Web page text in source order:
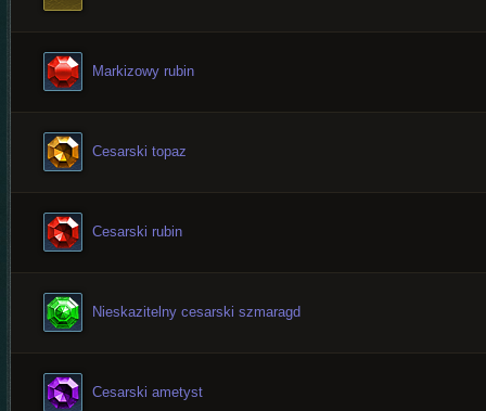
Markizowy rubin
Cesarski topaz
Cesarski rubin
Nieskazitelny cesarski szmaragd
Cesarski ametyst